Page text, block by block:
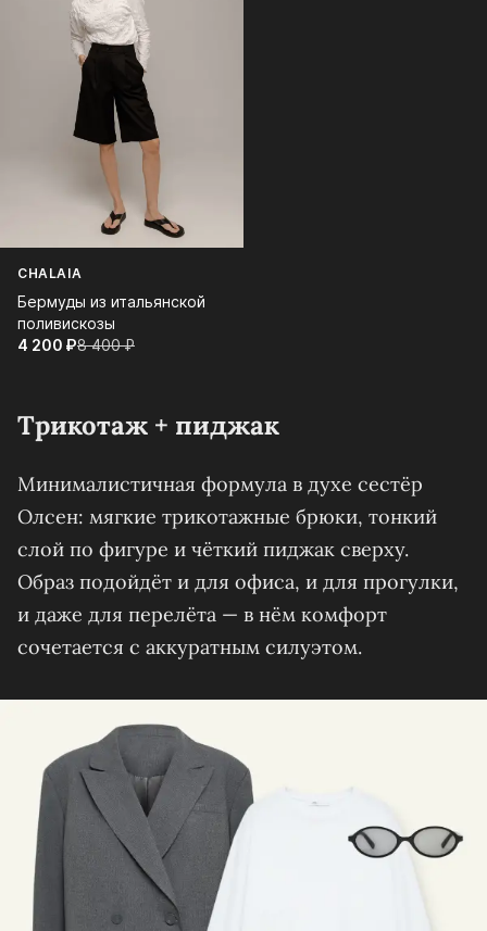
CHALAIA
Бермуды из итальянской
поливискозы
4 200⁠ ⁠₽8 400⁠ ⁠₽
Трикотаж + пиджак
Минималистичная формула в духе сестёр
Олсен: мягкие трикотажные брюки, тонкий
слой по фигуре и чёткий пиджак сверху.
Образ подойдёт и для офиса, и для прогулки,
и даже для перелёта — в нём комфорт
сочетается с аккуратным силуэтом.